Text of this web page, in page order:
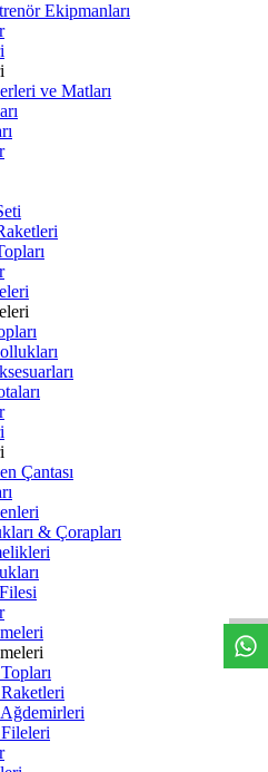
Ekipmanları
ve Matları
Çantası
& Çorapları